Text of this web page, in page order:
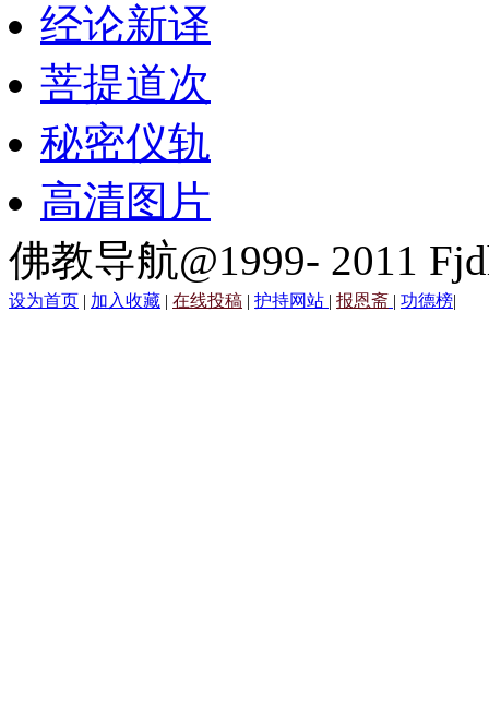
经论新译
菩提道次
秘密仪轨
高清图片
佛教导航@1999- 2011
设为首页 | 加入收藏 | 在线投稿 | 护持网站 | 报恩斋 | 功德榜|